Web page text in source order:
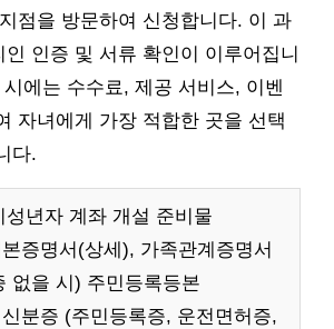
점을 방문하여 신청합니다. 이 과
인증 및 서류 확인이 이루어집니
에는 수수료, 제공 서비스, 이벤
자녀에게 가장 적합한 곳을 선택
다.
성년자 계좌 개설 준비물
증명서(상세), 가족관계증명서
없을 시) 주민등록등본
분증 (주민등록증, 운전면허증,